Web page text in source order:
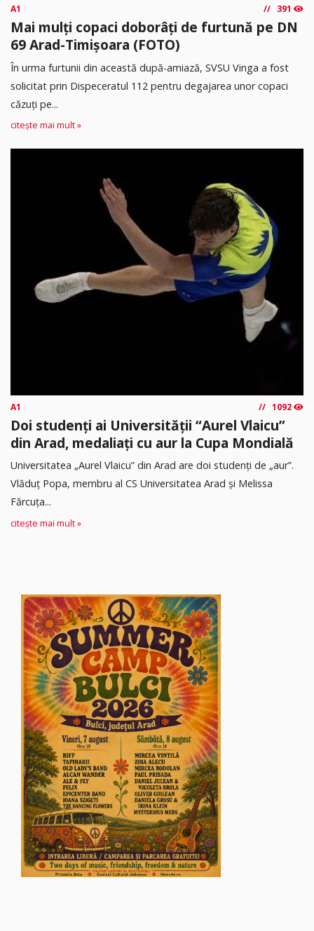
A1 391
Mai mulți copaci doborâți de furtună pe DN
69 Arad-Timișoara (FOTO)
În urma furtunii din această după-amiază, SVSU Vinga a fost
solicitat prin Dispeceratul 112 pentru degajarea unor copaci
căzuți pe...
citește mai mult »
A1 1092
Doi studenți ai Universității “Aurel Vlaicu”
din Arad, medaliați cu aur la Cupa Mondială
Universitatea „Aurel Vlaicu” din Arad are doi studenți de „aur”.
Vlăduț Popa, membru al CS Universitatea Arad și Melissa
Fărcuța...
citește mai mult »